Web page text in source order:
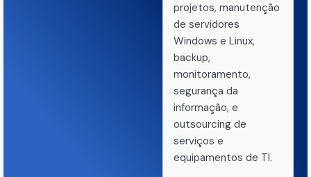
projetos, manutenção
de servidores
Windows e Linux,
backup,
monitoramento,
segurança da
informação, e
outsourcing de
serviços e
equipamentos de TI.